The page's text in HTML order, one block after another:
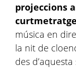
projeccions
música en
la nit de
des